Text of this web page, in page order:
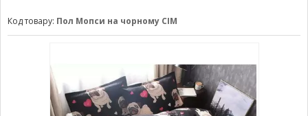
Код товару: Пол Мопси на чорному СІМ